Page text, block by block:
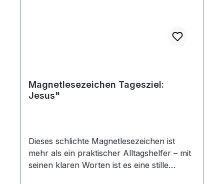
Magnetlesezeichen Tagesziel:
Jesus"
Dieses schlichte Magnetlesezeichen ist
mehr als ein praktischer Alltagshelfer – mit
seinen klaren Worten ist es eine stille